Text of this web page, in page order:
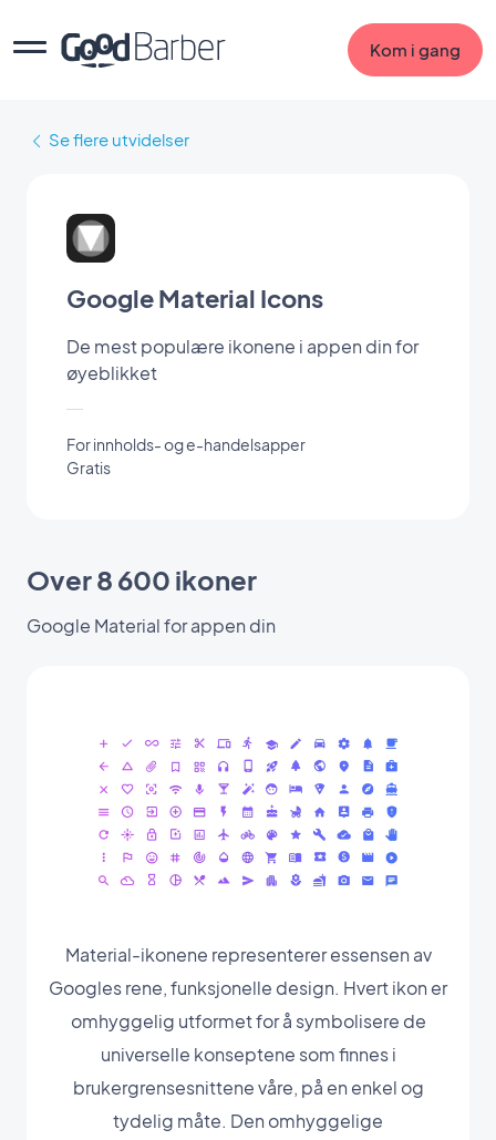
Kom i gang
Se flere utvidelser
Google Material Icons
De mest populære ikonene i appen din for
øyeblikket
For innholds- og e-handelsapper
Gratis
Over 8 600 ikoner
Google Material for appen din
Material-ikonene representerer essensen av
Googles rene, funksjonelle design. Hvert ikon er
omhyggelig utformet for å symbolisere de
universelle konseptene som finnes i
brukergrensesnittene våre, på en enkel og
tydelig måte. Den omhyggelige